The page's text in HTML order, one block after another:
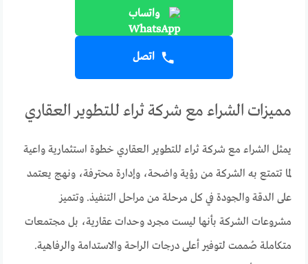
واتساب
اتصل
مميزات الشراء مع شركة ثراء للتطوير العقاري
يمثل الشراء مع شركة ثراء للتطوير العقاري خطوة استثمارية واعية
لما تتمتع به الشركة من رؤية واضحة، وإدارة محترفة، ونهج يعتمد
على الدقة والجودة في كل مرحلة من مراحل التنفيذ. وتتميز
مشروعات الشركة بأنها ليست مجرد وحدات عقارية، بل مجتمعات
متكاملة صُممت لتوفير أعلى درجات الراحة والاستدامة والرفاهية.